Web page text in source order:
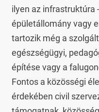
ilyen az infrastruktúra
épületállomány vagy
tartozik még a
egészségügyi,
építése vagy a
Fontos a közösségi
érdekében civil